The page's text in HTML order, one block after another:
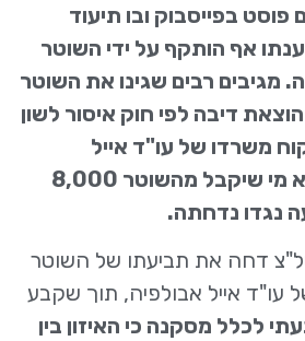
בפייסבוק ובו תיעוד
אף הותקף על ידי השוטר
מגיבים רבים שגינו את השוטר
דיבה לפי חוק איסור לשון
משרדו של עו"ד אייל
אבולפיה – הוא דווקא מי שיקבל מהשוטר 8,000
נגדו נדחתה.
דחה את תביעתו של השוטר
עו"ד אייל אבולפיה, תוך שקבע
לכלל מסקנה כי האיזון בין